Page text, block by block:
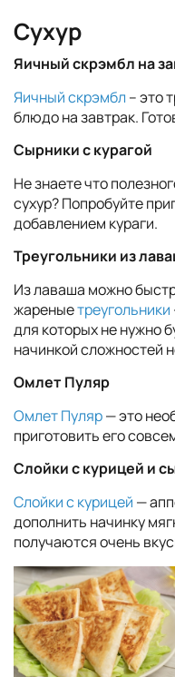
Сухур
Яичный скрэмбл на
Яичный скрэмбл – это
блюдо на завтрак.
Сырники с курагой
Не знаете что
сухур? Попробуйте
добавлением кураги.
Треугольники из
Из лаваша можно
жареныетреугольники
для которых не нужно
начинкой сложностей
Омлет Пуляр
Омлет Пуляр— это
приготовить его
Слойки с курицей и
Слойки с курицей —
дополнить начинку
получаются очень